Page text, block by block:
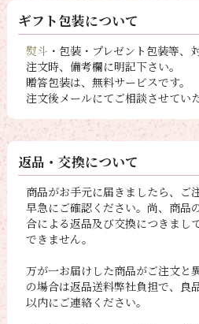
ギフト包装について
熨斗 ・包装・プレゼント包装等、
注文時、備考欄に明記下さい。
贈答包装は、無料サービスです。
注文後メールにてご相談させてい
返品・交換について
商品がお手元に届きましたら、ご
早急にご確認ください。尚、商品
合による返品及び交換につきまし
できません。
万が一お届けした商品がご注文と
の場合は返品送料弊社負担で、良
以内にご連絡ください。